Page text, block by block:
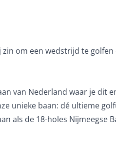
om een wedstrijd te
van Nederland waar je dit
unieke baan: dé ultieme
als de 18-holes Nijmeegse